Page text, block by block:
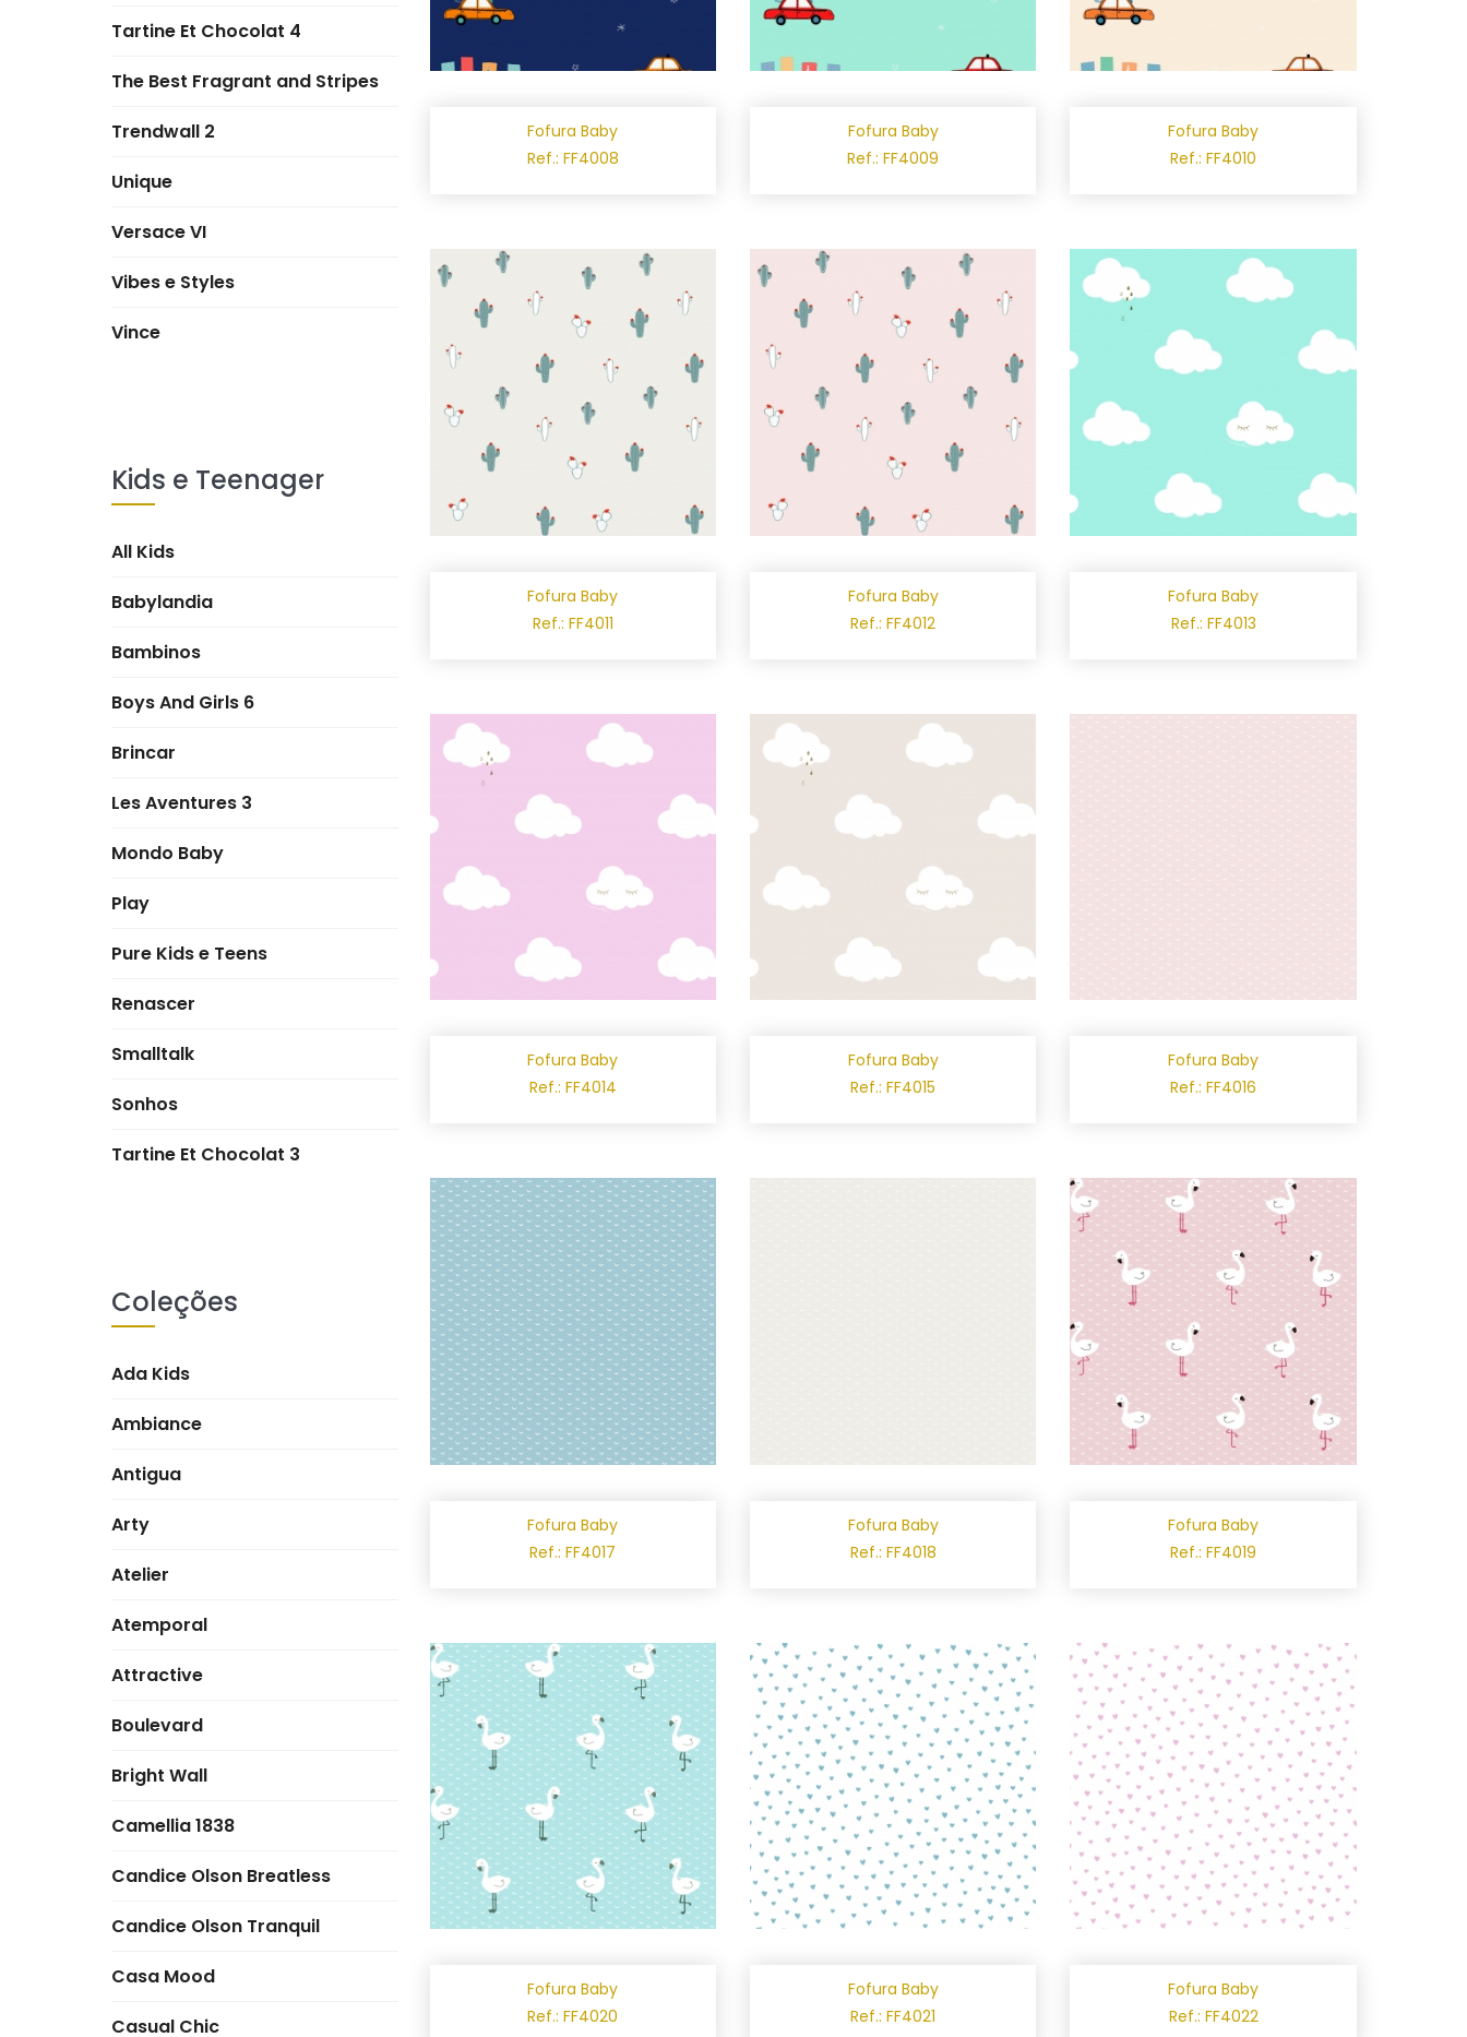
Tartine Et Chocolat 4
The Best Fragrant and Stripes
Trendwall 2
Unique
Versace VI
Vibes e Styles
Vince
Kids e Teenager
All Kids
Babylandia
Bambinos
Boys And Girls 6
Brincar
Les Aventures 3
Mondo Baby
Play
Pure Kids e Teens
Renascer
Smalltalk
Sonhos
Tartine Et Chocolat 3
Coleções
Ada Kids
Ambiance
Antigua
Arty
Atelier
Atemporal
Attractive
Boulevard
Bright Wall
Camellia 1838
Candice Olson Breatless
Candice Olson Tranquil
Casa Mood
Casual Chic
Fofura Baby
Ref.: FF4008
Fofura Baby
Ref.: FF4009
Fofura Baby
Ref.: FF4010
Fofura Baby
Ref.: FF4011
Fofura Baby
Ref.: FF4012
Fofura Baby
Ref.: FF4013
Fofura Baby
Ref.: FF4014
Fofura Baby
Ref.: FF4015
Fofura Baby
Ref.: FF4016
Fofura Baby
Ref.: FF4017
Fofura Baby
Ref.: FF4018
Fofura Baby
Ref.: FF4019
Fofura Baby
Ref.: FF4020
Fofura Baby
Ref.: FF4021
Fofura Baby
Ref.: FF4022